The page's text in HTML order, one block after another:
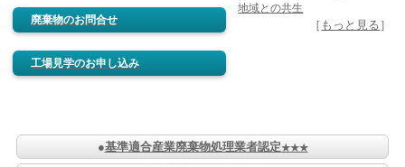
廃棄物のお問合せ
工場見学のお申し込み
地域との共生
［ もっと見る ］
●基準適合産業廃棄物処理業者認定★★★